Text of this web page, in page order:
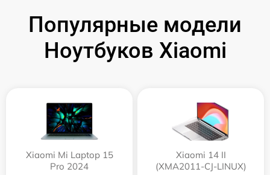
Популярные модели
Ноутбуков Xiaomi
Xiaomi Mi Laptop 15
Pro 2024
Xiaomi 14 II
(XMA2011-CJ-LINUX)